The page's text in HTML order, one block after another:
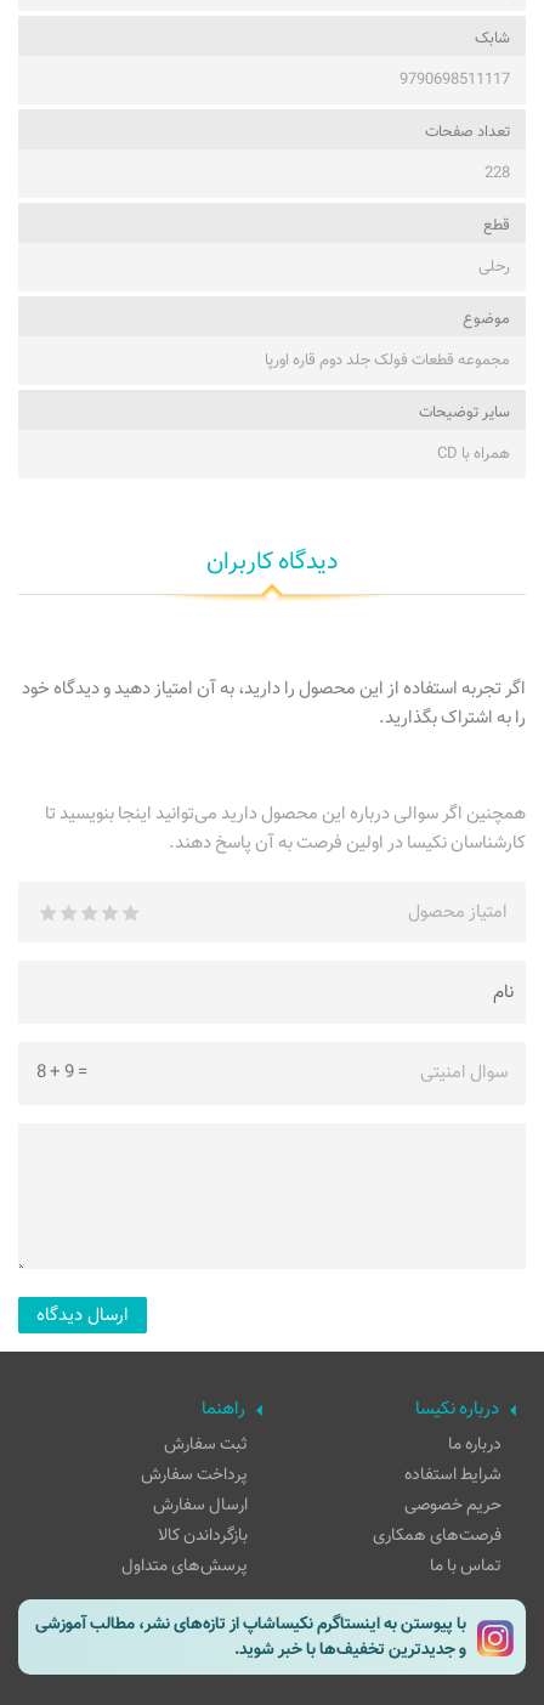
شابک
9790698511117
تعداد صفحات
228
قطع
رحلی
موضوع
مجموعه قطعات فولک جلد دوم قاره اورپا
ساير توضيحات
همراه با CD
دیدگاه کاربران
اگر تجربه استفاده از این محصول را دارید، به آن امتیاز دهید و دیدگاه خود
را به اشتراک بگذارید.
همچنین اگر سوالی درباره این محصول دارید می‌توانید اینجا بنویسید تا
کارشناسان نکیسا در اولین فرصت به آن پاسخ دهند.
امتیاز محصول
سوال امنیتی =
9
+
8
درباره نکیسا
درباره ما
شرایط استفاده
حریم خصوصی
فرصت‌های همکاری
تماس با ما
راهنما
ثبت سفارش
پرداخت سفارش
ارسال سفارش
بازگرداندن کالا
پرسش‌های متداول
با پیوستن به اینستاگرم نکیساشاپ از تازه‌های نشر، مطالب آموزشی
و جدیدترین تخفیف‌ها با خبر شوید.